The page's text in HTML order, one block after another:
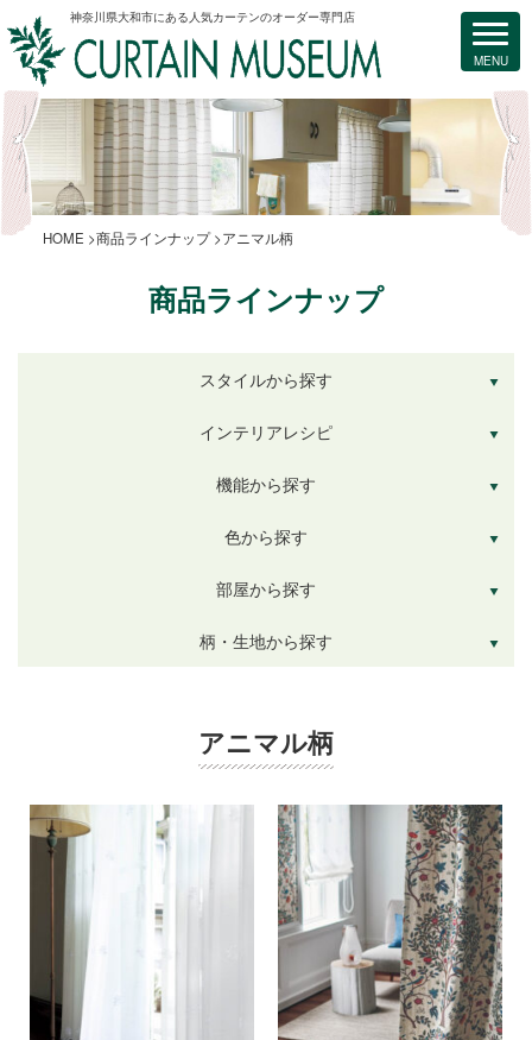
神奈川県大和市にある人気カーテンのオーダー専門店
HOME 商品ラインナップ アニマル柄
商品ラインナップ
スタイルから探す
インテリアレシピ
機能から探す
色から探す
部屋から探す
柄・生地から探す
アニマル柄